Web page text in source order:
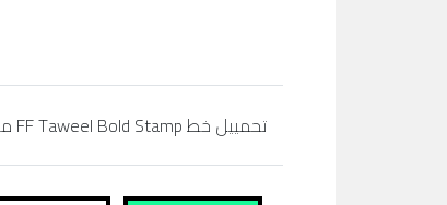
تحمييل خط FF Taweel Bold Stamp مجاناً، regular, bold,simibold, arabic, extra bold, black، تحميل خط عربي، موقع الفونت ،